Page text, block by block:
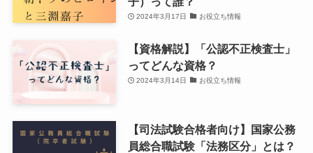
2024年3月17日 お役立ち情報
【資格解説】「公認不正検査士」
ってどんな資格？
2024年3月14日 お役立ち情報
【司法試験合格者向け】国家公務
員総合職試験「法務区分」とは？